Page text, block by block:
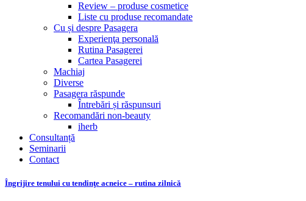
Review – produse cosmetice
Liste cu produse recomandate
Cu și despre Pasagera
Experienţa personală
Rutina Pasagerei
Cartea Pasagerei
Machiaj
Diverse
Pasagera răspunde
Întrebări și răspunsuri
Recomandări non-beauty
iherb
Consultanță
Seminarii
Contact
Îngrijire tenului cu tendinţe acneice – rutina zilnică